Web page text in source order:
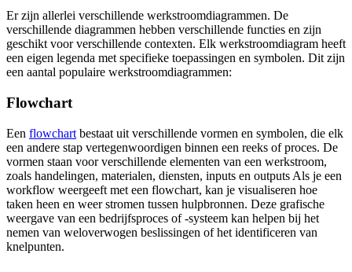
Er zijn allerlei verschillende werkstroomdiagrammen. De
verschillende diagrammen hebben verschillende functies en zijn
geschikt voor verschillende contexten. Elk werkstroomdiagram heeft
een eigen legenda met specifieke toepassingen en symbolen. Dit zijn
een aantal populaire werkstroomdiagrammen:
Flowchart
Een flowchart bestaat uit verschillende vormen en symbolen, die elk
een andere stap vertegenwoordigen binnen een reeks of proces. De
vormen staan voor verschillende elementen van een werkstroom,
zoals handelingen, materialen, diensten, inputs en outputs Als je een
workflow weergeeft met een flowchart, kan je visualiseren hoe
taken heen en weer stromen tussen hulpbronnen. Deze grafische
weergave van een bedrijfsproces of -systeem kan helpen bij het
nemen van weloverwogen beslissingen of het identificeren van
knelpunten.